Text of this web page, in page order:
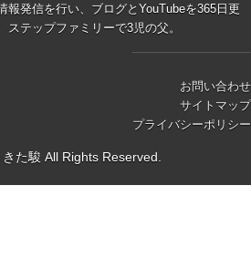
報発信を行い、ブログとYouTubeを365日更
テップファミリーで3児の父。
お問い合わせ
サイトマップ
プライバシーポリシー
た駿 All Rights Reserved.